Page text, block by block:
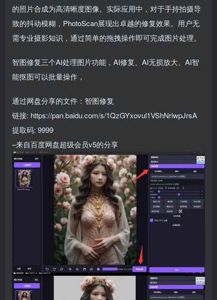
的照片合成为高清晰度图像。实际应用中，对于手持拍摄导
致的抖动模糊，PhotoScan展现出卓越的修复效果。用户无
需专业摄影知识，通过简单的拖拽操作即可完成图片处理。
智图修复三个AI处理图片功能，AI修复、AI无损放大、AI智
能抠图可以批量操作，
通过网盘分享的文件：智图修复
链接: https://pan.baidu.com/s/1QzGYxovul1VShNriwpJrsA
提取码: 9999
–来自百度网盘超级会员v5的分享